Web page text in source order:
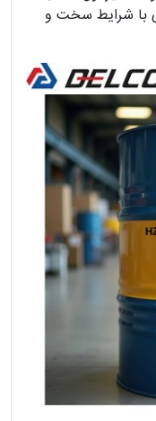
با شرایط سخت و